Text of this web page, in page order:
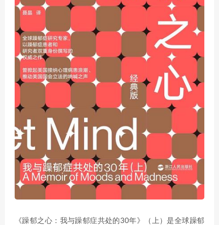
《躁郁之心：我与躁郁症共处的30年》（上）是全球躁郁